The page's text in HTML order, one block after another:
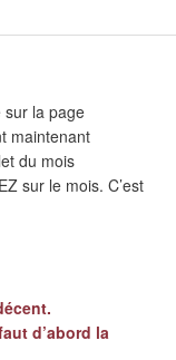
sur la page
maintenant
du mois
sur le mois. C’est
d’abord la